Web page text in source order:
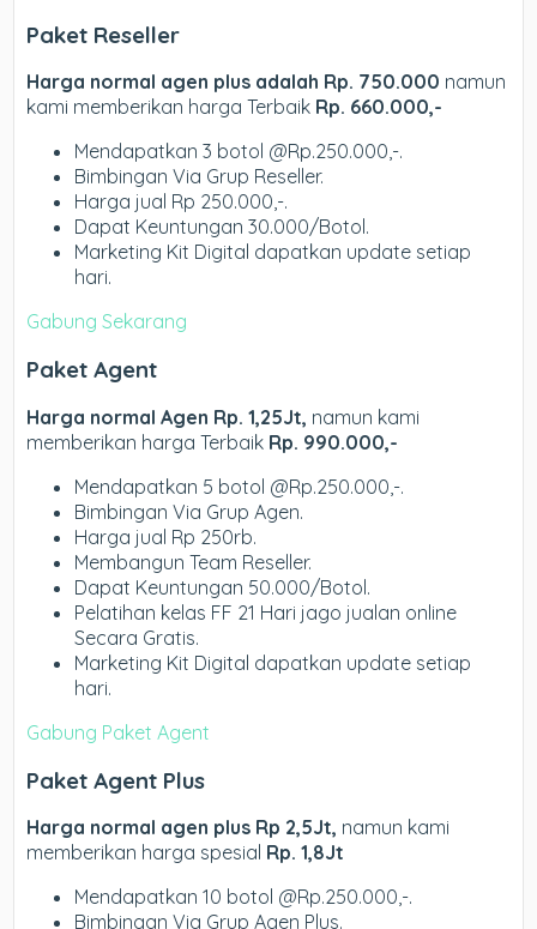
Paket Reseller
Harga normal agen plus adalah Rp. 750.000 namun
kami memberikan harga Terbaik Rp. 660.000,-
Mendapatkan 3 botol @Rp.250.000,-.
Bimbingan Via Grup Reseller.
Harga jual Rp 250.000,-.
Dapat Keuntungan 30.000/Botol.
Marketing Kit Digital dapatkan update setiap
hari.
Gabung Sekarang
Paket Agent
Harga normal Agen Rp. 1,25Jt, namun kami
memberikan harga Terbaik Rp. 990.000,-
Mendapatkan 5 botol @Rp.250.000,-.
Bimbingan Via Grup Agen.
Harga jual Rp 250rb.
Membangun Team Reseller.
Dapat Keuntungan 50.000/Botol.
Pelatihan kelas FF 21 Hari jago jualan online
Secara Gratis.
Marketing Kit Digital dapatkan update setiap
hari.
Gabung Paket Agent
Paket Agent Plus
Harga normal agen plus Rp 2,5Jt, namun kami
memberikan harga spesial Rp. 1,8Jt
Mendapatkan 10 botol @Rp.250.000,-.
Bimbingan Via Grup Agen Plus.